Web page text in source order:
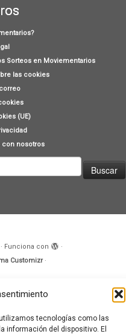
tecnologías como las
información del dispositivo. El
Sorteos en Moviementarios
las cookies
(UE)
con nosotros
· Funciona con
·
Customizr·